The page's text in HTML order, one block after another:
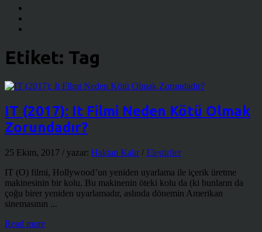
Etiket: Tag
IT (2017): It Filmi Neden Kötü Olmak
Zorundadır?
25 Ekim, 2017 / yazar: Haktan Kalır/ Eleştiriler
IT (O) filmi, Hollywood’un yeniden uyarlama ile içerik üretme
makinesinin bir kolu. Bu makinenin öteki kolu da (ki bunların da
çoğu birer yeniden uyarlamadır, aslında dönemin Amerikan
sinemasının ...
Read more